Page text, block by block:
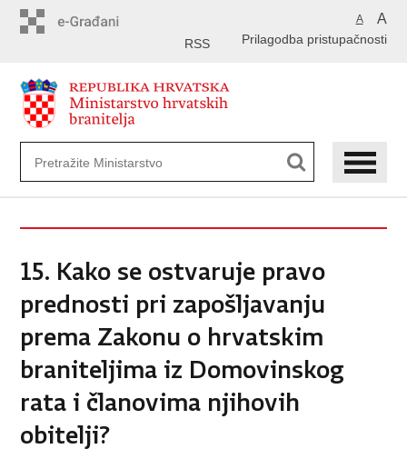
A A
Prilagodba pristupačnosti
RSS
15. Kako se ostvaruje pravo
prednosti pri zapošljavanju
prema Zakonu o hrvatskim
braniteljima iz Domovinskog
rata i članovima njihovih
obitelji?